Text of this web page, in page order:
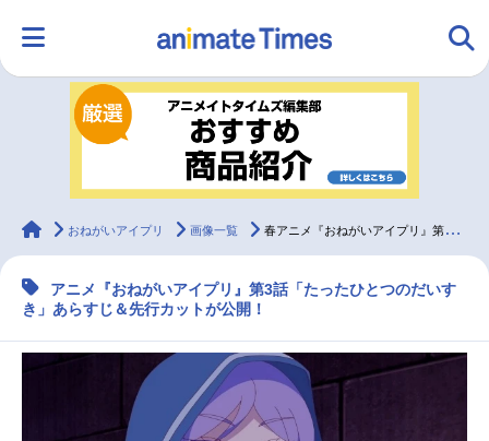
ランキング アニメ
ラジオ みんなの声
マンガ・ラノベ ゲーム・アプリ
配信・Vtuber トレンド
最新記事一覧
animateTimes
おねがいアイプリ 画像一覧 春アニメ『おねがいアイプリ』第3話あらすじ＆先行カット
アニメ『おねがいアイプリ』第3話「たったひとつのだいす
き」あらすじ＆先行カットが公開！